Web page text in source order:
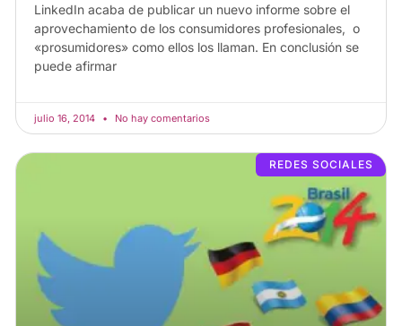
LinkedIn acaba de publicar un nuevo informe sobre el
aprovechamiento de los consumidores profesionales, o
«prosumidores» como ellos los llaman. En conclusión se
puede afirmar
julio 16, 2014 No hay comentarios
REDES SOCIALES